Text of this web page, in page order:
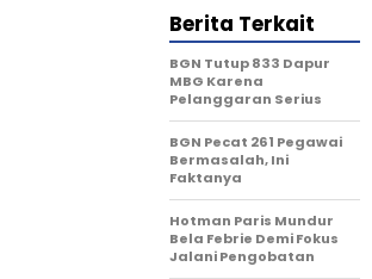
Berita Terkait
BGN Tutup 833 Dapur
MBG Karena
Pelanggaran Serius
BGN Pecat 261 Pegawai
Bermasalah, Ini
Faktanya
Hotman Paris Mundur
Bela Febrie Demi Fokus
Jalani Pengobatan